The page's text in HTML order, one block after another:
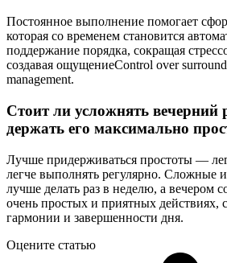
Постоянное выполнение помогает
которая со временем становится
поддержание порядка, сокращая
создавая ощущениеControl over
management.
Стоит ли усложнять
держать его максимально
Лучше придерживаться простоты —
легче выполнять регулярно. Сложные
лучше делать раз в неделю, а вечером
очень простых и приятных
гармонии и завершенности дня.
Оцените статью